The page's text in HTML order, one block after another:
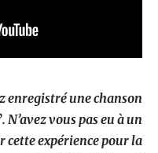
enregistré une chanson
. N’avez vous pas eu à un
cette expérience pour la